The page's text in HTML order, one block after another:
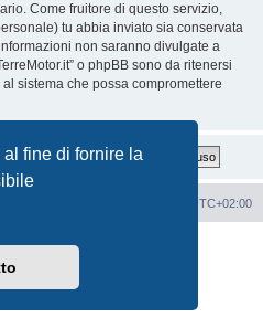
fine di fornire la
Come fruitore di questo servizio,
tu abbia inviato sia conservata
non saranno divulgate a
o phpBB sono da ritenersi
sistema che possa compromettere
UTC+02:00